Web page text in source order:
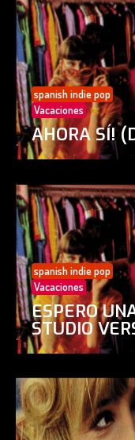
spanish indie pop
Vacaciones
AHORA SÍ!
spanish indie pop
Vacaciones
ESPERO
STUDIO